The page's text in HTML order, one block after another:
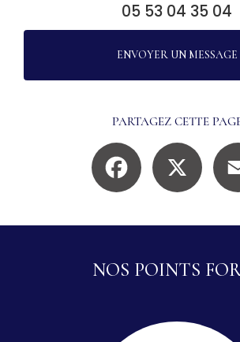
05 53 04 35 04
ENVOYER UN MESSAGE
PARTAGEZ CETTE
Facebook
NOS POINTS